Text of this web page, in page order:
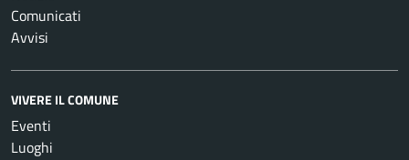
Comunicati
Avvisi
VIVERE IL COMUNE
Eventi
Luoghi